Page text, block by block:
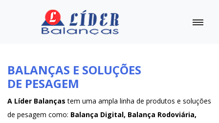
BALANÇAS E SOLUÇÕES
DE PESAGEM
A Líder Balanças tem uma ampla linha de produtos e soluções
de pesagem como: Balança Digital, Balança Rodoviária,